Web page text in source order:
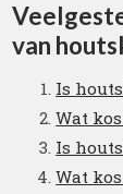
van
Is
Wat
Is
Wat